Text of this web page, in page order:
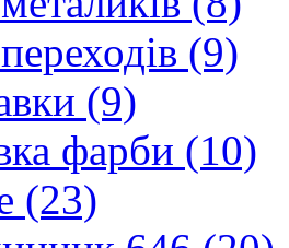
(9)
(9)
фарби (10)
(23)